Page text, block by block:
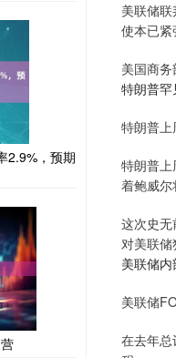
美联储
使本已紧
美国商务
特朗普
特朗普上
特朗普上
着鲍威尔
这次史
对美联储
美联储
美联储
在去年
2.9%，预期